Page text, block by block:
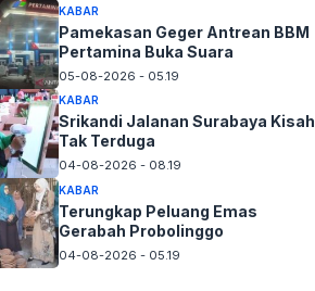
KABAR
Pamekasan Geger Antrean BBM
Pertamina Buka Suara
05-08-2026 - 05.19
KABAR
Srikandi Jalanan Surabaya Kisah
Tak Terduga
04-08-2026 - 08.19
KABAR
Terungkap Peluang Emas
Gerabah Probolinggo
04-08-2026 - 05.19